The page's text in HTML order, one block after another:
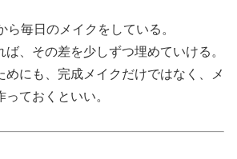
ら毎日のメイクをしている。
、その差を少しずつ埋めていける。
めにも、完成メイクだけではなく、メ
ておくといい。